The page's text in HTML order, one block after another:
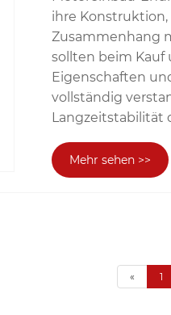
ihre
Zusammenhang
sollten beim Kauf
Eigenschaften
vollständig
Langzeitstabilität
Mehr sehen >>
« 1